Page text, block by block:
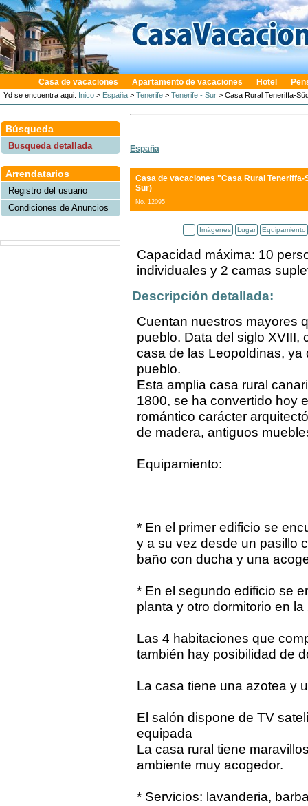
Casa de vacaciones Apartamento de vacaciones Hotel
Yd se encuentra aqui: Inico > España > Tenerife > Tenerife - Sur > Casa Rural Teneriffa-
Búsqueda
Busqueda detallada
Arrendatarios
Registro del usuario
Condiciones de Anuncios
España
Casa de vacaciones "Casa Rural Teneriffa-
Sur)
No. 12095
Imágenes Lugar Equipamiento
Capacidad máxima: 10
individuales y 2 camas
Descripción detallada:
Cuentan nuestros mayores
pueblo. Data del siglo XVIII,
casa de las Leopoldinas, ya
pueblo.
Esta amplia casa rural
1800, se ha convertido hoy
romántico carácter
de madera, antiguos
Equipamiento:
* En el primer edificio se
y a su vez desde un pasillo
baño con ducha y una
* En el segundo edificio se
planta y otro dormitorio en la
Las 4 habitaciones que
también hay posibilidad de
La casa tiene una azotea y
El salón dispone de TV
equipada
La casa rural tiene
ambiente muy acogedor.
* Servicios: lavanderia,